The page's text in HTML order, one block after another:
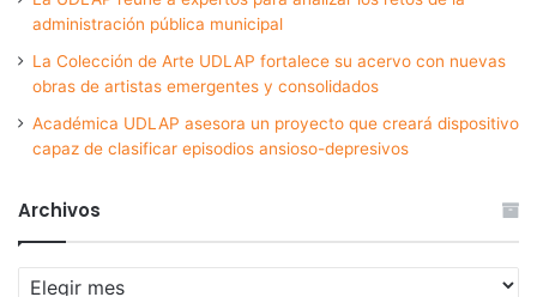
administración pública municipal
La Colección de Arte UDLAP fortalece su acervo con nuevas
obras de artistas emergentes y consolidados
Académica UDLAP asesora un proyecto que creará dispositivo
capaz de clasificar episodios ansioso-depresivos
Archivos
Archivos